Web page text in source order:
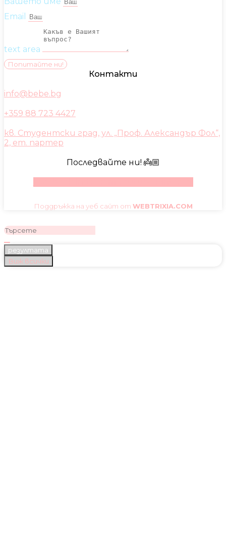
Email
text area
Попитайте ни!
Контакти
info@bebe.bg
+359 88 723 4427
кв. Студентски град, ул. „Проф. Александър Фол“,
2, ет. партер
Последвайте ни! 👼🏼
Поддръжка на уеб сайт от WEBTRIXIA.COM
резултата
Виж всички